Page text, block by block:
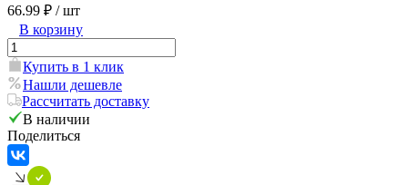
66.99 ₽ / шт
В корзину
Купить в 1 клик
Нашли дешевле
Рассчитать доставку
В наличии
Поделиться